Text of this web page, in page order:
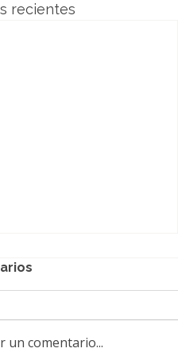
recientes
un comentario...